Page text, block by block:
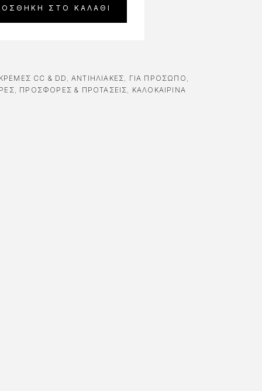
ΣΤΟ ΚΑΛΆΘΙ
CC & DD ,ΑΝΤΙΗΛΙΑΚΈΣ, ΓΙΑ ΠΡΌΣΩΠΟ ,
, ΠΡΟΣΦΟΡΕΣ & ΠΡΟΤΑΣΕΙΣ, ΚΑΛΟΚΑΙΡΙΝΑ